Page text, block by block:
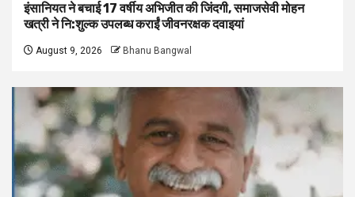
इंसानियत ने बचाई 17 वर्षीय अभिजीत की जिंदगी, समाजसेवी मोहन
खत्री ने नि:शुल्क उपलब्ध कराईं जीवनरक्षक दवाइयां
August 9, 2026 Bhanu Bangwal